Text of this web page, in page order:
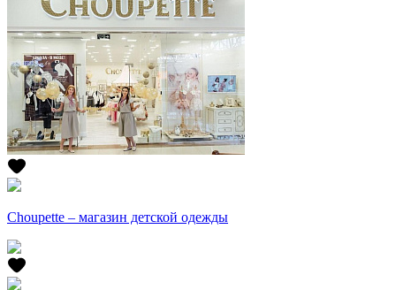
Choupette – магазин детской одежды